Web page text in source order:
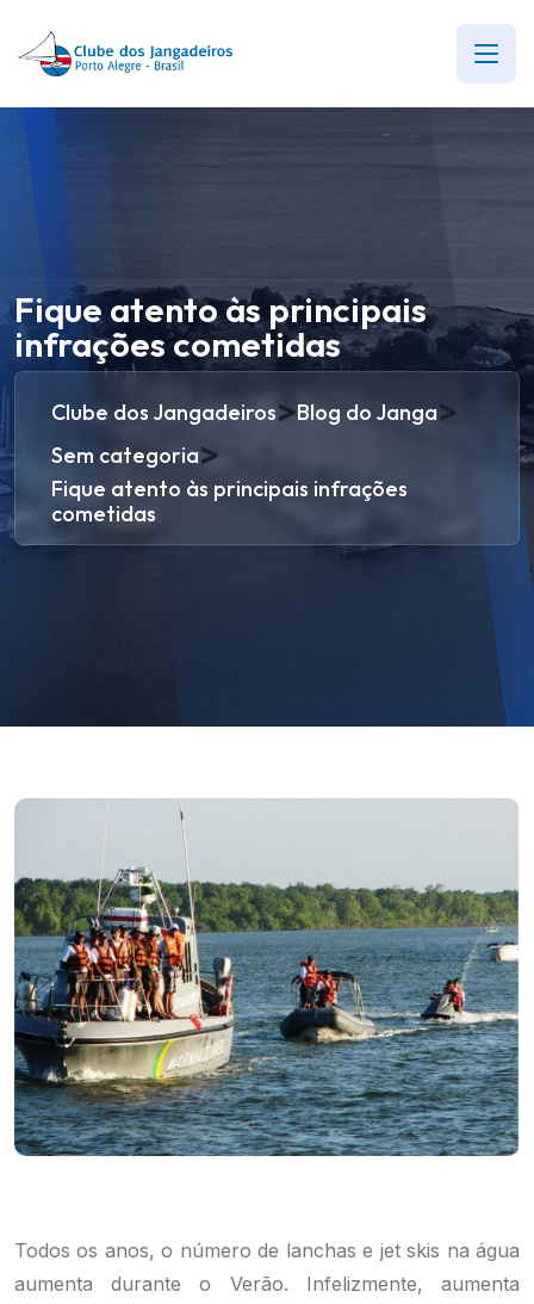
Fique atento às principais
infrações cometidas
Clube dos Jangadeiros>Blog do Janga>
Sem categoria>
Fique atento às principais infrações
cometidas
Todos os anos, o número de lanchas e jet skis na água
aumenta durante o Verão. Infelizmente, aumenta